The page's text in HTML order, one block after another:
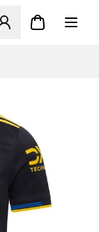
egy modált a